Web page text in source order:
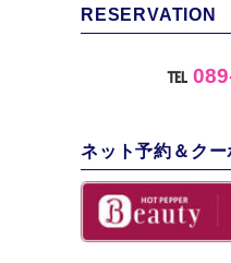
RESERVATION
℡
ネット予約＆クー